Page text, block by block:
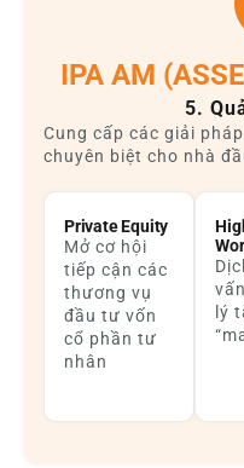
IPA AM
5.
Cung cấp các giải
chuyên biệt cho nhà
Private Equity
Mở cơ hội
tiếp cận các
thương vụ
đầu tư vốn
cổ phần tư
nhân
lý